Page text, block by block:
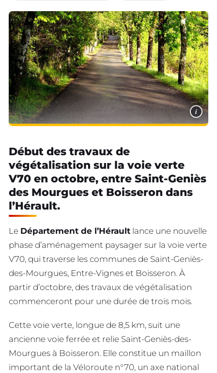
i
Début des travaux de
végétalisation sur la voie verte
V70 en octobre, entre Saint-Geniès
des Mourgues et Boisseron dans
l’Hérault.
Le Département de l’Hérault lance une nouvelle
phase d’aménagement paysager sur la voie verte
V70, qui traverse les communes de Saint-Geniès-
des-Mourgues, Entre-Vignes et Boisseron. À
partir d’octobre, des travaux de végétalisation
commenceront pour une durée de trois mois.
Cette voie verte, longue de 8,5 km, suit une
ancienne voie ferrée et relie Saint-Geniès-des-
Mourgues à Boisseron. Elle constitue un maillon
important de la Véloroute n°70, un axe national